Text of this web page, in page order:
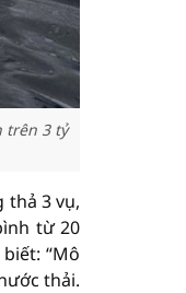
trên 3 tỷ
thả 3 vụ,
từ 20
“Mô
thải.